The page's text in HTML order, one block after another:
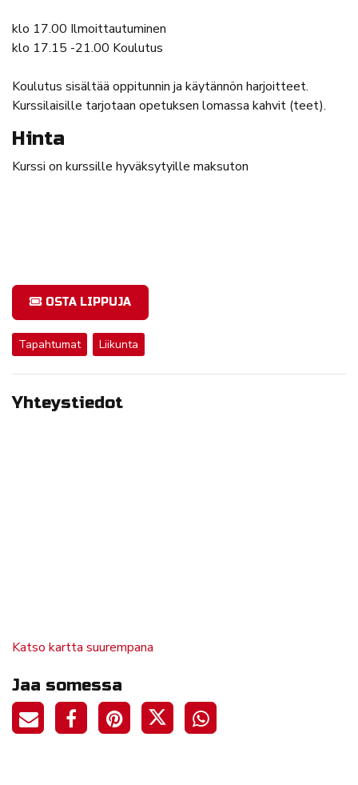
klo 17.00 Ilmoittautuminen
klo 17.15 -21.00 Koulutus
Koulutus sisältää oppitunnin ja käytännön harjoitteet.
Kurssilaisille tarjotaan opetuksen lomassa kahvit (teet).
Hinta
Kurssi on kurssille hyväksytyille maksuton
OSTA LIPPUJA
Tapahtumat Liikunta
Yhteystiedot
Katso kartta suurempana
Jaa somessa